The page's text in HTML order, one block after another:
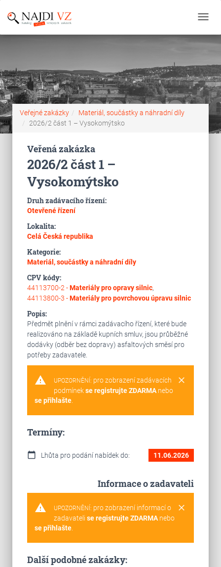
Veřejné zakázky
Materiál, součástky a náhradní díly
2026/2 část 1 – Vysokomýtsko
Veřená zakázka
2026/2 část 1 –
Vysokomýtsko
Druh zadávacího řízení:
Otevřené řízení
Lokalita:
Celá Česká republika
Kategorie:
Materiál, součástky a náhradní díly
CPV kódy:
44113700-2 -Materiály pro opravy silnic,
44113800-3 -Materiály pro povrchovou úpravu silnic
Popis:
Předmět plnění v rámci zadávacího řízení, které bude
realizováno na základě kupních smluv, jsou průběžné
dodávky (odběr bez dopravy) asfaltových směsí pro
potřeby zadavatele.
warning clear
UPOZORNĚNÍ: pro zobrazení zadávacích
podmínekse registrujte ZDARMAnebo
se přihlašte.
Termíny:
calendar_today Lhůta pro podání nabídek do: 11.06.2026
Informace o zadavateli
warning clear
UPOZORNĚNÍ: pro zobrazení informací o
zadavateli se registrujte ZDARMAnebo
se přihlašte.
Další podobné zakázky: